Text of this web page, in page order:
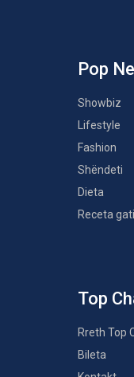
Pop
Showbiz
Lifestyle
Fashion
Shëndeti
Dieta
Receta
Top
Rreth Top
Bileta